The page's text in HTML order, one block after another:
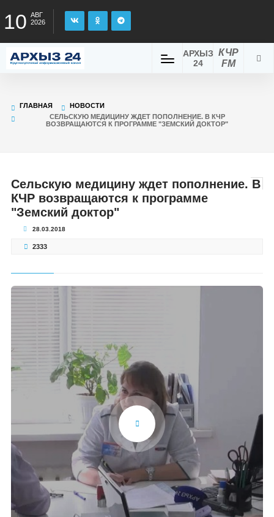
10 АВГ
2026
КЧР
FM
АРХЫЗ
24
ГЛАВНАЯ
НОВОСТИ
СЕЛЬСКУЮ МЕДИЦИНУ ЖДЕТ ПОПОЛНЕНИЕ. В КЧР
ВОЗВРАЩАЮТСЯ К ПРОГРАММЕ "ЗЕМСКИЙ ДОКТОР"
Сельскую медицину ждет пополнение. В
КЧР возвращаются к программе
"Земский доктор"
28.03.2018
2333